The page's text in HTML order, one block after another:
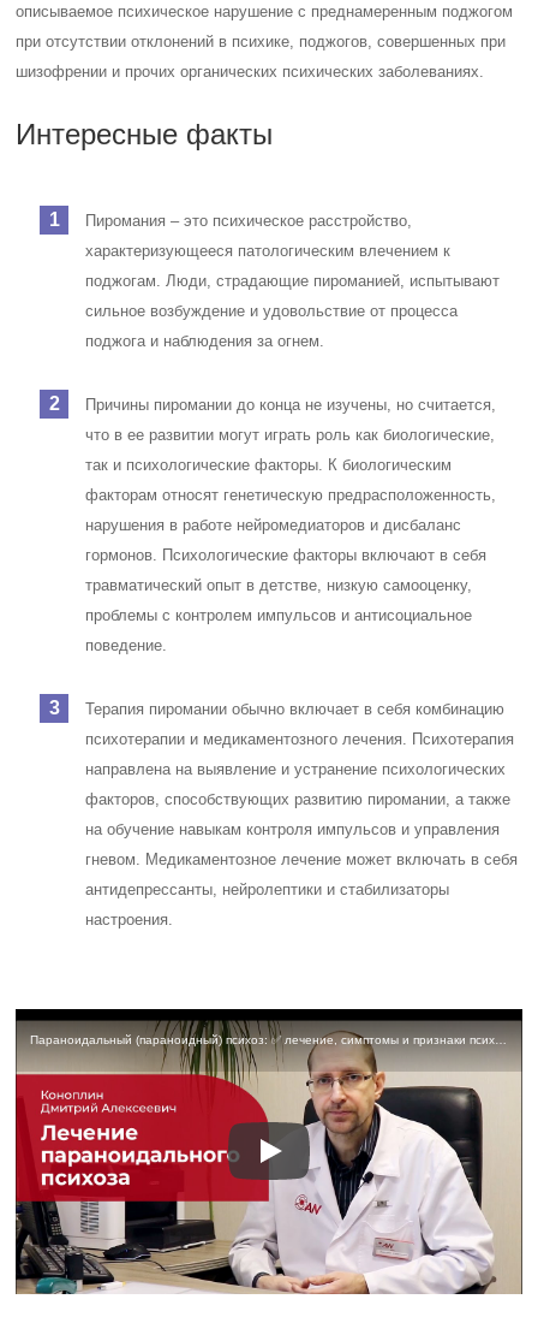
описываемое психическое нарушение с преднамеренным поджогом
при отсутствии отклонений в психике, поджогов, совершенных при
шизофрении и прочих органических психических заболеваниях.
Интересные факты
Пиромания – это психическое расстройство,
характеризующееся патологическим влечением к
поджогам. Люди, страдающие пироманией, испытывают
сильное возбуждение и удовольствие от процесса
поджога и наблюдения за огнем.
Причины пиромании до конца не изучены, но считается,
что в ее развитии могут играть роль как биологические,
так и психологические факторы. К биологическим
факторам относят генетическую предрасположенность,
нарушения в работе нейромедиаторов и дисбаланс
гормонов. Психологические факторы включают в себя
травматический опыт в детстве, низкую самооценку,
проблемы с контролем импульсов и антисоциальное
поведение.
Терапия пиромании обычно включает в себя комбинацию
психотерапии и медикаментозного лечения. Психотерапия
направлена на выявление и устранение психологических
факторов, способствующих развитию пиромании, а также
на обучение навыкам контроля импульсов и управления
гневом. Медикаментозное лечение может включать в себя
антидепрессанты, нейролептики и стабилизаторы
настроения.